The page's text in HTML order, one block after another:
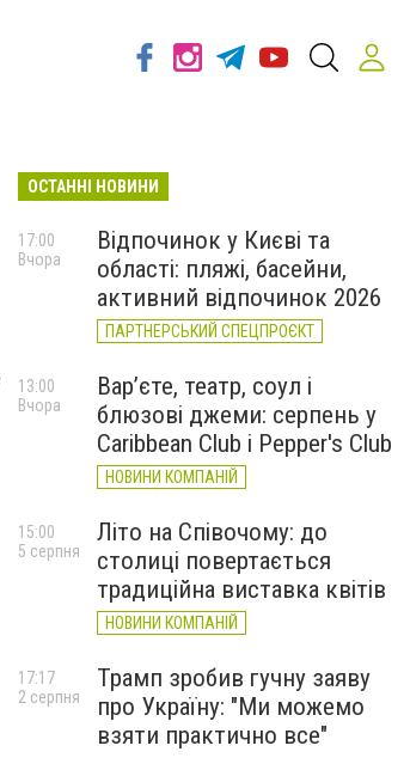
ОСТАННІ НОВИНИ
Відпочинок у Києві та
області: пляжі, басейни,
активний відпочинок 2026
ПАРТНЕРСЬКИЙ СПЕЦПРОЄКТ
17:00
Вчора
Вар’єте, театр, соул і
блюзові джеми: серпень у
Caribbean Club і Pepper's Club
НОВИНИ КОМПАНІЙ
13:00
Вчора
Літо на Співочому: до
столиці повертається
традиційна виставка квітів
НОВИНИ КОМПАНІЙ
15:00
5 серпня
Трамп зробив гучну заяву
про Україну: "Ми можемо
взяти практично все"
17:17
2 серпня